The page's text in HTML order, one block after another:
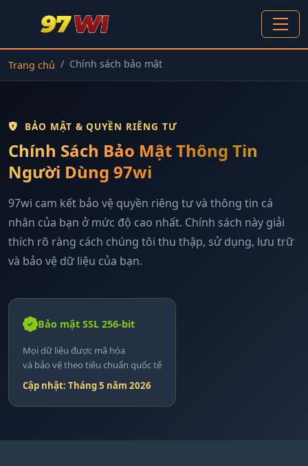
Trang chủ Chính sách bảo mật
BẢO MẬT & QUYỀN RIÊNG TƯ
Chính Sách Bảo Mật Thông Tin
Người Dùng 97wi
97wi cam kết bảo vệ quyền riêng tư và thông tin cá
nhân của bạn ở mức độ cao nhất. Chính sách này giải
thích rõ ràng cách chúng tôi thu thập, sử dụng, lưu trữ
và bảo vệ dữ liệu của bạn.
Bảo mật SSL 256-bit
Mọi dữ liệu được mã hóa
và bảo vệ theo tiêu chuẩn quốc tế
Cập nhật: Tháng 5 năm 2026